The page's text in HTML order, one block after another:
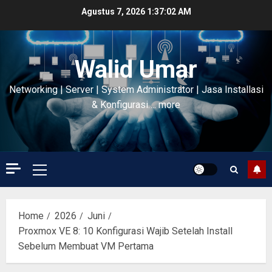
content
Agustus 7, 2026 1:37:03 AM
Walid Umar
Networking | Server | System Administrator | Jasa Installasi
& Konfigurasi…. more
Primary
Menu
Home 2026
Juni
Proxmox VE 8: 10 Konfigurasi Wajib Setelah Install
Sebelum Membuat VM Pertama